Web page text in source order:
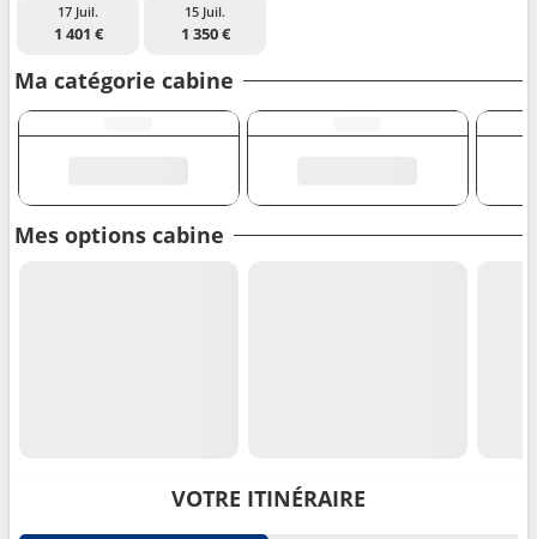
17 Juil.
1 401 €
15 Juil.
1 350 €
Ma catégorie cabine
Mes options cabine
VOTRE ITINÉRAIRE